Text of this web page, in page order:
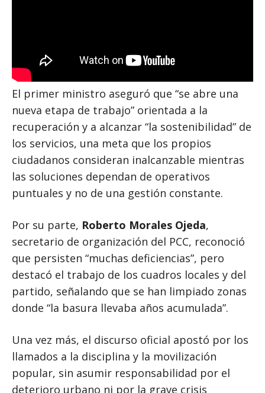
El primer ministro aseguró que “se abre una
nueva etapa de trabajo” orientada a la
recuperación y a alcanzar “la sostenibilidad” de
los servicios, una meta que los propios
ciudadanos consideran inalcanzable mientras
las soluciones dependan de operativos
puntuales y no de una gestión constante.
Por su parte, Roberto Morales Ojeda,
secretario de organización del PCC, reconoció
que persisten “muchas deficiencias”, pero
destacó el trabajo de los cuadros locales y del
partido, señalando que se han limpiado zonas
donde “la basura llevaba años acumulada”.
Una vez más, el discurso oficial apostó por los
llamados a la disciplina y la movilización
popular, sin asumir responsabilidad por el
deterioro urbano ni por la grave crisis